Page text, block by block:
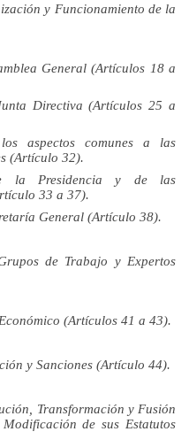
y Funcionamiento de la
General (Artículos 18 a
Directiva (Artículos25 a
aspectos comunes a las
(Artículo 32).
la Presidencia y de las
33 a 37).
General (Artículo 38).
de Trabajo y Expertos
(Artículos 41 a 43).
y Sanciones (Artículo 44).
Transformación y Fusión
de sus Estatutos